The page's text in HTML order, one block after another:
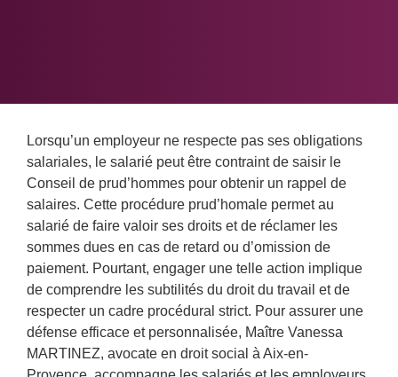
Lorsqu’un employeur ne respecte pas ses obligations
salariales, le salarié peut être contraint de saisir le
Conseil de prud’hommes pour obtenir un rappel de
salaires. Cette procédure prud’homale permet au
salarié de faire valoir ses droits et de réclamer les
sommes dues en cas de retard ou d’omission de
paiement. Pourtant, engager une telle action implique
de comprendre les subtilités du droit du travail et de
respecter un cadre procédural strict. Pour assurer une
défense efficace et personnalisée, Maître Vanessa
MARTINEZ, avocate en droit social à Aix-en-